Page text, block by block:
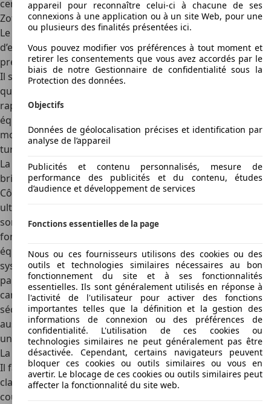
centaine de voitures commercialisées.
Zotye T700 : le nouveau modèle moins controversé
Le nouveau modèle de Zotye auto fait couler beaucoup
d’encre et de salive. Moins controversé que son
prédécesseur T700, ce SUV restylé est une réussite totale.
Il s’agit en fait, d’une nouvelle conception du T700, un SUV
qui remplace le Macan chinois, mais avec une allure qui se
rapproche du T500 avec un peu plus d’agressivités. Il est
équipé de trois types de moteur turbo, notamment : un
moteur 2.0l turbo Mitsubishi de 180 ch, un moteur 2.0l
turbo SAIC de 220 ch, et un moteur 1.8l turbo Tienu 117 ch.
La carrosserie est imposante et frappante avec des lignes
brillantes et un alliage sportif impressionnant.
Côté équipement, le nouveau T700 est doté d’un habitacle
ultramoderne avec un tableau de bord numérique dans
son ensemble. Il est équipé d’un écran tactile de 14’’, des
fonctions de style de vie (Bluetooth, Wi-Fi, USB, etc.), des
équipements de sécurité (airbags latéraux et frontaux,
système ABS, etc.) un volant multifonction, un toit
panoramique et ouvrable. Vous disposez également des
caméras et radars qui garantissent un maximum de
sécurité aux conducteurs. La climatisation est disponible
aussi bien pour les sièges avant que pour ceux arrière avec
une prise de 12V. Il est vendu à partir de 150.000 Yuan.
La gamme des modèles SUV de la marque Zotye auto
Il faut dire que Zotye a bien commencé avec des modèles
classiques avant bien évidemment de se lancer dans la
cour des SUV luxueux et de haute technologie. Ainsi, les
appareil pour reconnaître celui-ci à chacune de ses
connexions à une application ou à un site Web, pour une
ou plusieurs des finalités présentées ici.
Vous pouvez modifier vos préférences à tout moment et
retirer les consentements que vous avez accordés par le
biais de notre Gestionnaire de confidentialité sous la
Protection des données.
Objectifs
Données de géolocalisation précises et identification par
analyse de l’appareil
Publicités et contenu personnalisés, mesure de
performance des publicités et du contenu, études
d’audience et développement de services
Fonctions essentielles de la page
Nous ou ces fournisseurs utilisons des cookies ou des
outils et technologies similaires nécessaires au bon
fonctionnement du site et à ses fonctionnalités
essentielles. Ils sont généralement utilisés en réponse à
l'activité de l'utilisateur pour activer des fonctions
importantes telles que la définition et la gestion des
informations de connexion ou des préférences de
confidentialité. L'utilisation de ces cookies ou
technologies similaires ne peut généralement pas être
désactivée. Cependant, certains navigateurs peuvent
bloquer ces cookies ou outils similaires ou vous en
avertir. Le blocage de ces cookies ou outils similaires peut
affecter la fonctionnalité du site web.